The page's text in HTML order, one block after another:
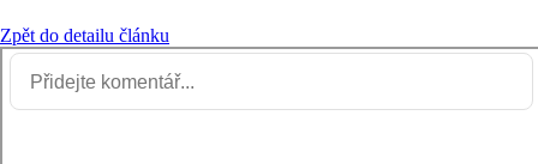
Zpět do detailu článku